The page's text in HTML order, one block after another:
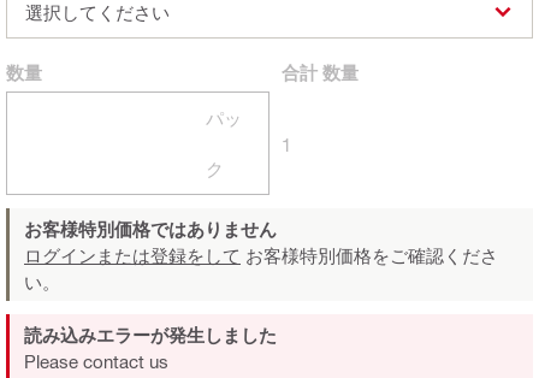
選択してください
数量
パッ
ク
合計 数量
1
お客様特別価格ではありません
ログインまたは登録をして お客様特別価格をご確認くださ
い。
読み込みエラーが発生しました
Please contact us